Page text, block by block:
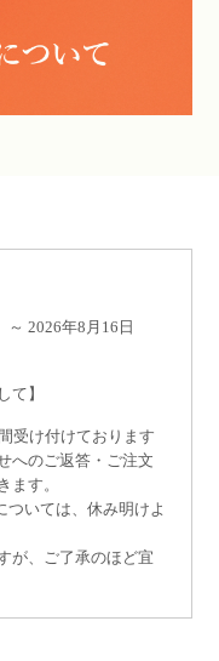
～ 2026年8月16日
て】
受け付けております
へのご返答・ご注文
ます。
ついては、休み明けよ
が、ご了承のほど宜